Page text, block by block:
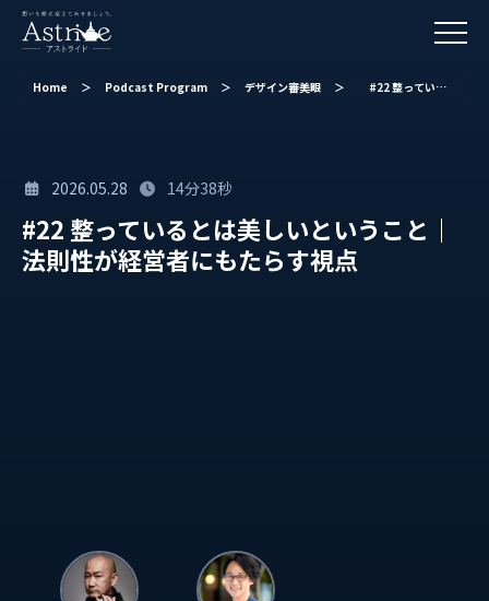
Home ＞ Podcast Program ＞ デザイン審美眼 ＞ #22 整っているとは美しいということ｜法則性が経営者にもたらす視点
2026.05.28 14分38秒
#22 整っているとは美しいということ｜
法則性が経営者にもたらす視点